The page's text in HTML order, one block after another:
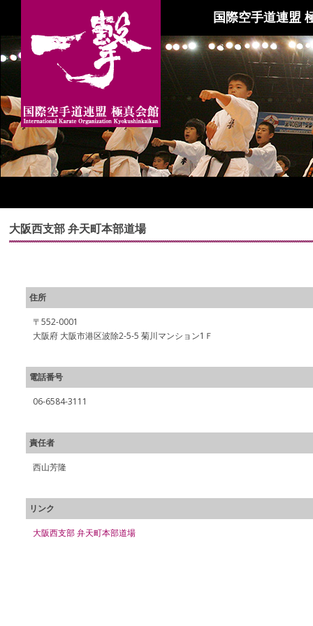
国際空手道連盟
大阪西支部 弁天町本部道場
住所
〒552-0001
大阪府 大阪市港区波除2-5-5 菊川マンション1Ｆ
電話番号
06-6584-3111
責任者
西山芳隆
リンク
大阪西支部 弁天町本部道場